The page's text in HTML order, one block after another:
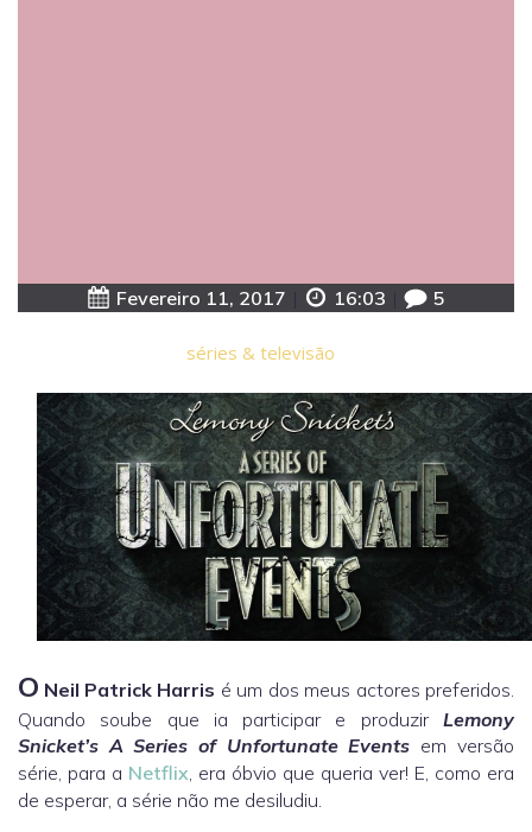
Fevereiro 11, 2017 16:03 5
séries & televisão
O Neil Patrick Harris é um dos meus actores preferidos.
Quando soube que ia participar e produzir Lemony
Snicket’s A Series of Unfortunate Events em versão
série, para a Netflix, era óbvio que queria ver! E, como era
de esperar, a série não me desiludiu.